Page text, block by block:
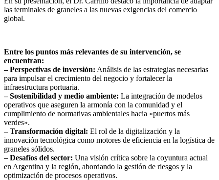
las terminales de graneles a las nuevas exigencias del comercio
global.
Entre los puntos más relevantes de su intervención, se
encuentran:
– Perspectivas de inversión: Análisis de las estrategias necesarias
para impulsar el crecimiento del negocio y fortalecer la
infraestructura portuaria.
– Sostenibilidad y medio ambiente: La integración de modelos
operativos que aseguren la armonía con la comunidad y el
cumplimiento de normativas ambientales hacia «puertos más
verdes».
– Transformación digital: El rol de la digitalización y la
innovación tecnológica como motores de eficiencia en la logística de
graneles sólidos.
– Desafíos del sector: Una visión crítica sobre la coyuntura actual
en Argentina y la región, abordando la gestión de riesgos y la
optimización de procesos operativos.